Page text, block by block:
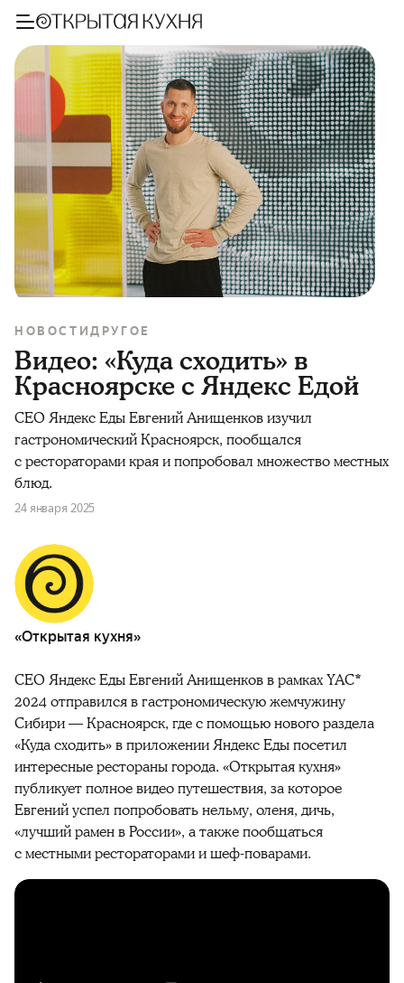
НОВОСТИДРУГОЕ
Видео: «Куда сходить» в
Красноярске с Яндекс Едой
CEO Яндекс Еды Евгений Анищенков изучил
гастрономический Красноярск, пообщался
с рестораторами края и попробовал множество местных
блюд.
24 января 2025
«Открытая кухня»
CEO Яндекс Еды Евгений Анищенков в рамках YAC*
2024 отправился в гастрономическую жемчужину
Сибири — Красноярск, где с помощью нового раздела
«Куда сходить» в приложении Яндекс Еды посетил
интересные рестораны города. «Открытая кухня»
публикует полное видео путешествия, за которое
Евгений успел попробовать нельму, оленя, дичь,
«лучший рамен в России», а также пообщаться
с местными рестораторами и шеф-поварами.